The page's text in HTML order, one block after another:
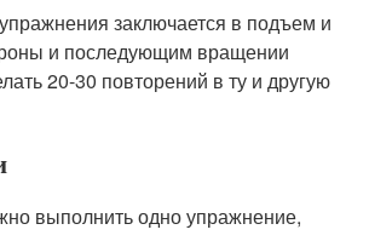
заключается в подъем и
и последующим вращении
20-30 повторений в ту и другую
выполнить одно упражнение,